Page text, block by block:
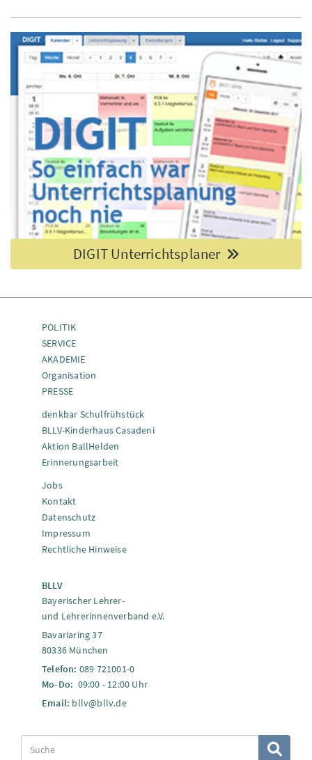
DIGIT Unterrichtsplaner
POLITIK
SERVICE
AKADEMIE
Organisation
PRESSE
denkbar Schulfrühstück
BLLV-Kinderhaus Casadeni
Aktion BallHelden
Erinnerungsarbeit
Jobs
Kontakt
Datenschutz
Impressum
Rechtliche Hinweise
BLLV
Bayerischer Lehrer-
und Lehrerinnenverband e.V.
Bavariaring 37
80336 München
Telefon: 089 721001-0
Mo-Do: 09:00 - 12:00 Uhr
Email: bllv@bllv.de